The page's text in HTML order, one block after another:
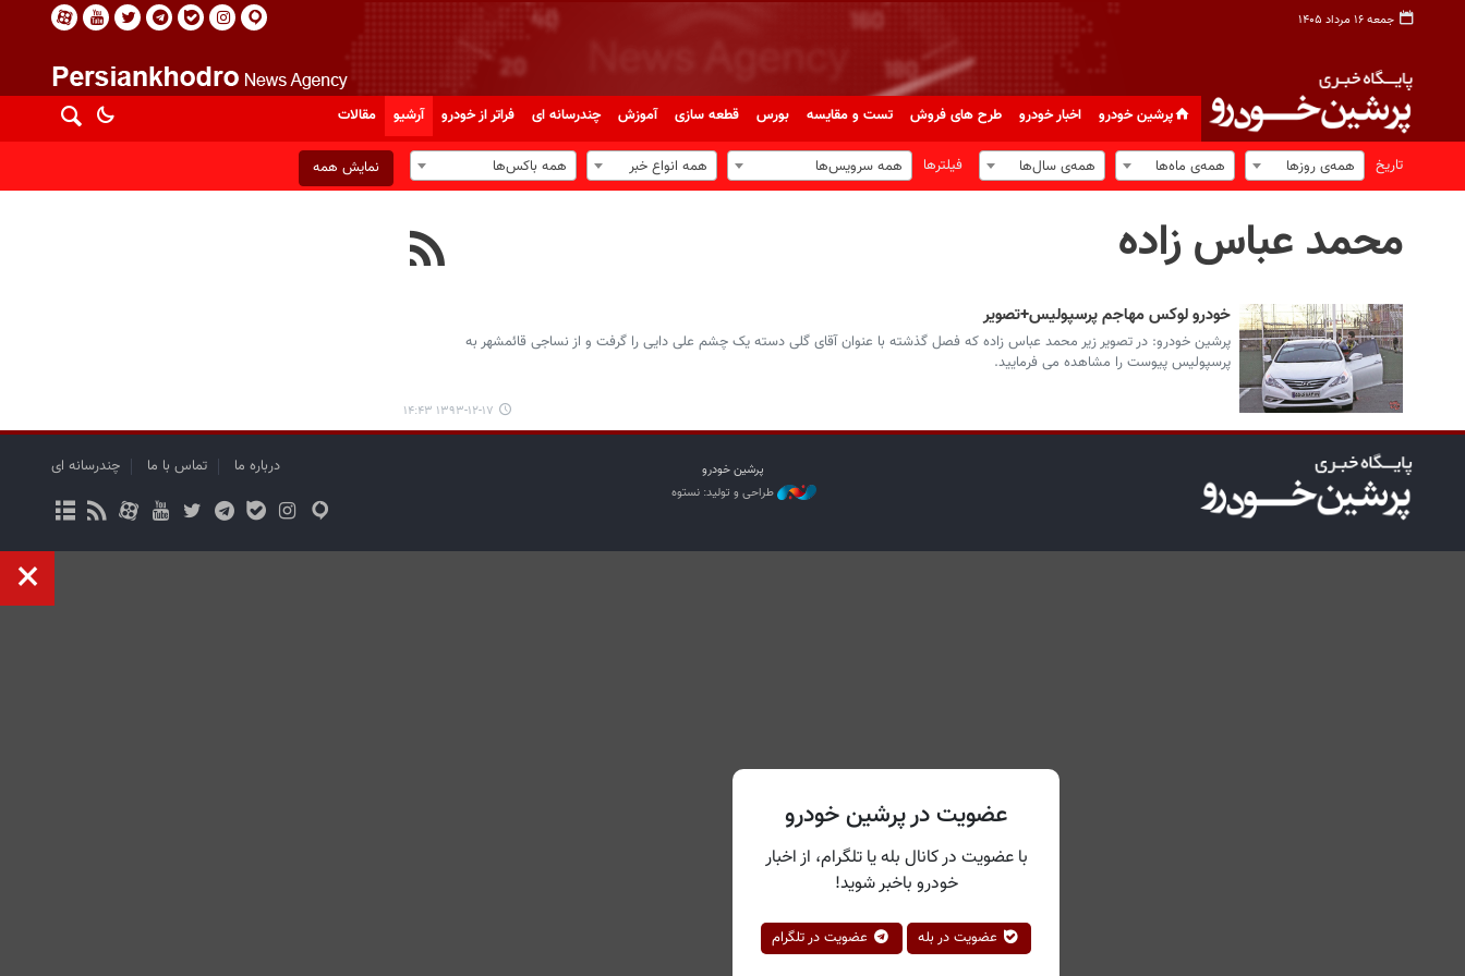
جمعه ۱۶ مرداد ۱۴۰۵
پرشین خودرو اخبار خودرو طرح های فروش تست و مقایسه بورس قطعه سازی آموزش چندرسانه ای فراتر از خودرو آرشیو مقالات
تاریخ همه‌ی روزها همه‌ی ماه‌ها همه‌ی سال‌ها فیلترها همه سرویس‌ها همه انواع خبر همه باکس‌ها نمایش همه
محمد عباس زاده
خودرو لوکس مهاجم پرسپولیس+تصویر
پرشین خودرو: در تصویر زیر محمد عباس زاده که فصل گذشته با عنوان آقای گلی دسته یک چشم علی دایی را گرفت و از نساجی قائمشهر به
پرسپولیس پیوست را مشاهده می فرمایید.
۱۳۹۳-۱۲-۱۷ ۱۴:۴۳
پرشین خودرو
طراحی و تولید: نستوه
درباره ما تماس با ما چندرسانه ای
عضویت در پرشین خودرو
با عضویت در کانال بله یا تلگرام، از اخبار
خودرو باخبر شوید!
عضویت در بله عضویت در تلگرام